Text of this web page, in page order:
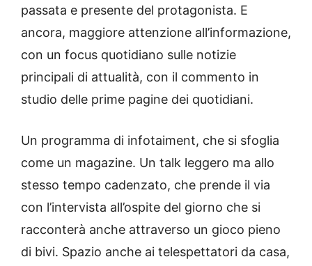
passata e presente del protagonista. E
ancora, maggiore attenzione all’informazione,
con un focus quotidiano sulle notizie
principali di attualità, con il commento in
studio delle prime pagine dei quotidiani.
Un programma di infotaiment, che si sfoglia
come un magazine. Un talk leggero ma allo
stesso tempo cadenzato, che prende il via
con l’intervista all’ospite del giorno che si
racconterà anche attraverso un gioco pieno
di bivi. Spazio anche ai telespettatori da casa,